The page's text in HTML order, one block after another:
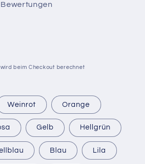
Bewertungen
wird beim Checkout berechnet
Weinrot Orange
Gelb Hellgrün
Blau Lila